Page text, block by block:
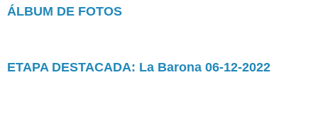
ÁLBUM DE FOTOS
ETAPA DESTACADA: La Barona 06-12-2022